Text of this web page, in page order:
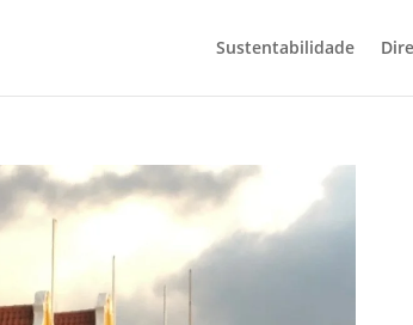
Sustentabilidade